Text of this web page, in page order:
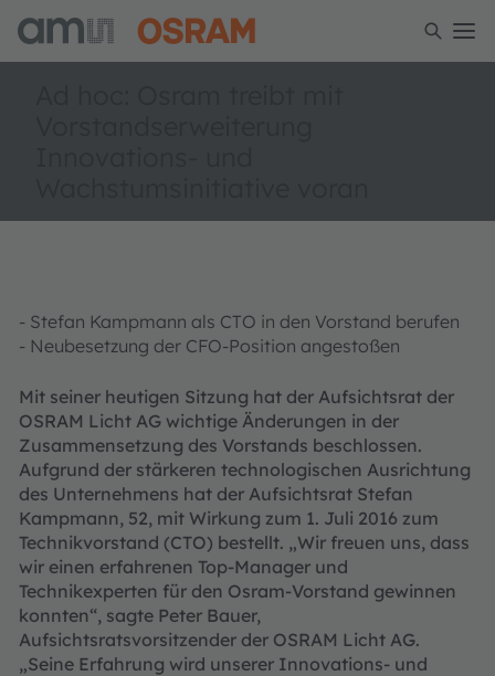
- Stefan Kampmann als CTO in den Vorstand berufen
- Neubesetzung der CFO-Position angestoßen
Mit seiner heutigen Sitzung hat der Aufsichtsrat der
OSRAM Licht AG wichtige Änderungen in der
Zusammensetzung des Vorstands beschlossen.
Aufgrund der stärkeren technologischen Ausrichtung
des Unternehmens hat der Aufsichtsrat Stefan
Kampmann, 52, mit Wirkung zum 1. Juli 2016 zum
Technikvorstand (CTO) bestellt. „Wir freuen uns, dass
wir einen erfahrenen Top-Manager und
Technikexperten für den Osram-Vorstand gewinnen
konnten“, sagte Peter Bauer,
Aufsichtsratsvorsitzender der OSRAM Licht AG.
„Seine Erfahrung wird unserer Innovations- und